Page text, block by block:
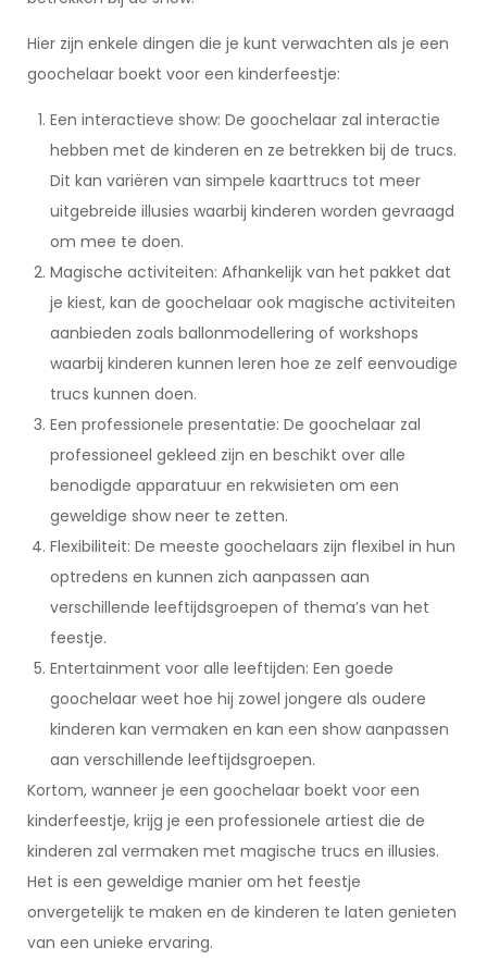
Hier zijn enkele dingen die je kunt verwachten als je een
goochelaar boekt voor een kinderfeestje:
Een interactieve show: De goochelaar zal interactie
hebben met de kinderen en ze betrekken bij de trucs.
Dit kan variëren van simpele kaarttrucs tot meer
uitgebreide illusies waarbij kinderen worden gevraagd
om mee te doen.
Magische activiteiten: Afhankelijk van het pakket dat
je kiest, kan de goochelaar ook magische activiteiten
aanbieden zoals ballonmodellering of workshops
waarbij kinderen kunnen leren hoe ze zelf eenvoudige
trucs kunnen doen.
Een professionele presentatie: De goochelaar zal
professioneel gekleed zijn en beschikt over alle
benodigde apparatuur en rekwisieten om een
geweldige show neer te zetten.
Flexibiliteit: De meeste goochelaars zijn flexibel in hun
optredens en kunnen zich aanpassen aan
verschillende leeftijdsgroepen of thema’s van het
feestje.
Entertainment voor alle leeftijden: Een goede
goochelaar weet hoe hij zowel jongere als oudere
kinderen kan vermaken en kan een show aanpassen
aan verschillende leeftijdsgroepen.
Kortom, wanneer je een goochelaar boekt voor een
kinderfeestje, krijg je een professionele artiest die de
kinderen zal vermaken met magische trucs en illusies.
Het is een geweldige manier om het feestje
onvergetelijk te maken en de kinderen te laten genieten
van een unieke ervaring.